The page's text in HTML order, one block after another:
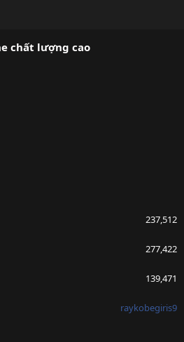
chất lượng cao
237,512
277,422
139,471
raykobegiris9